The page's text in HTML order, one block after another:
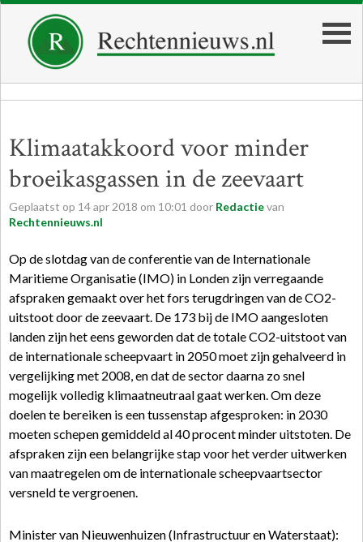
Klimaatakkoord voor minder
broeikasgassen in de zeevaart
Geplaatst op 14apr 2018 om 10:01 door Redactievan
Rechtennieuws.nl
Op de slotdag van de conferentie van de Internationale
Maritieme Organisatie (IMO) in Londen zijn verregaande
afspraken gemaakt over het fors terugdringen van de CO2-
uitstoot door de zeevaart. De 173 bij de IMO aangesloten
landen zijn het eens geworden dat de totale CO2-uitstoot van
de internationale scheepvaart in 2050 moet zijn gehalveerd in
vergelijking met 2008, en dat de sector daarna zo snel
mogelijk volledig klimaatneutraal gaat werken. Om deze
doelen te bereiken is een tussenstap afgesproken: in 2030
moeten schepen gemiddeld al 40 procent minder uitstoten. De
afspraken zijn een belangrijke stap voor het verder uitwerken
van maatregelen om de internationale scheepvaartsector
versneld te vergroenen.
Minister van Nieuwenhuizen (Infrastructuur en Waterstaat):